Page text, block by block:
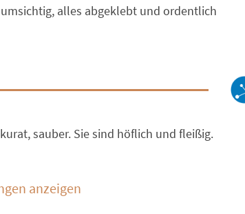
alles abgeklebt und ordentlich
sauber. Sie sind höflich und fleißig.
anzeigen